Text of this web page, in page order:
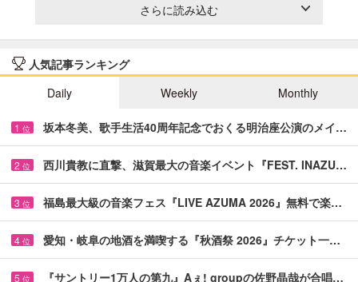
さらに読み込む
人気記事ランキング
Daily
Weekly Monthly
1 位 坂本冬美、歌手生活40周年記念でおくる明治座公演のメイ…
2 位 西川貴教に直撃、滋賀最大の音楽イベント『FEST. INAZU…
3 位 福島最大級の音楽フェス『LIVE AZUMA 2026』無料で楽…
4 位 愛知・岐阜の地酒を満喫する『秋酒祭 2026』チケット一…
5 位 『サントリー1万人の第九』Aぇ! groupの佐野晶哉が合唱…